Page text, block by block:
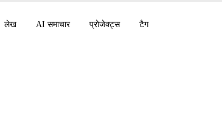
लेख AI समाचार प्रोजेक्ट्स टैग